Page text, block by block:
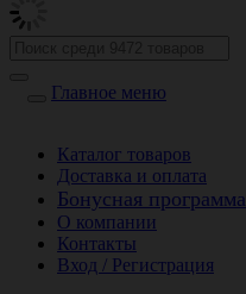
Главное меню
Каталог товаров
Доставка и оплата
Бонусная программа
О компании
Контакты
Вход / Регистрация